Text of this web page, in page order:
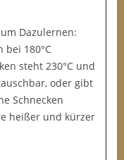
Dazulernen:
bei 180°C
steht 230°C und
oder gibt
Schnecken
heißer und kürzer